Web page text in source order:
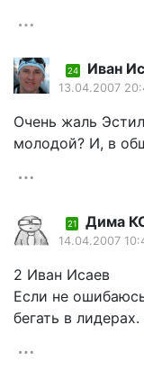
24 Иван
13.04.2007
Очень жаль
молодой? И, в
21 Дима
14.04.2007
2 Иван Исаев
Если не
бегать в лидерах.